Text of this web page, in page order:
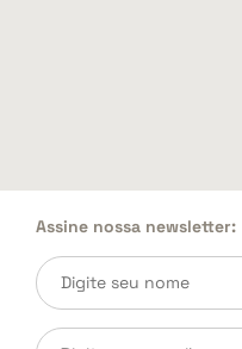
Assine nossa newsletter: